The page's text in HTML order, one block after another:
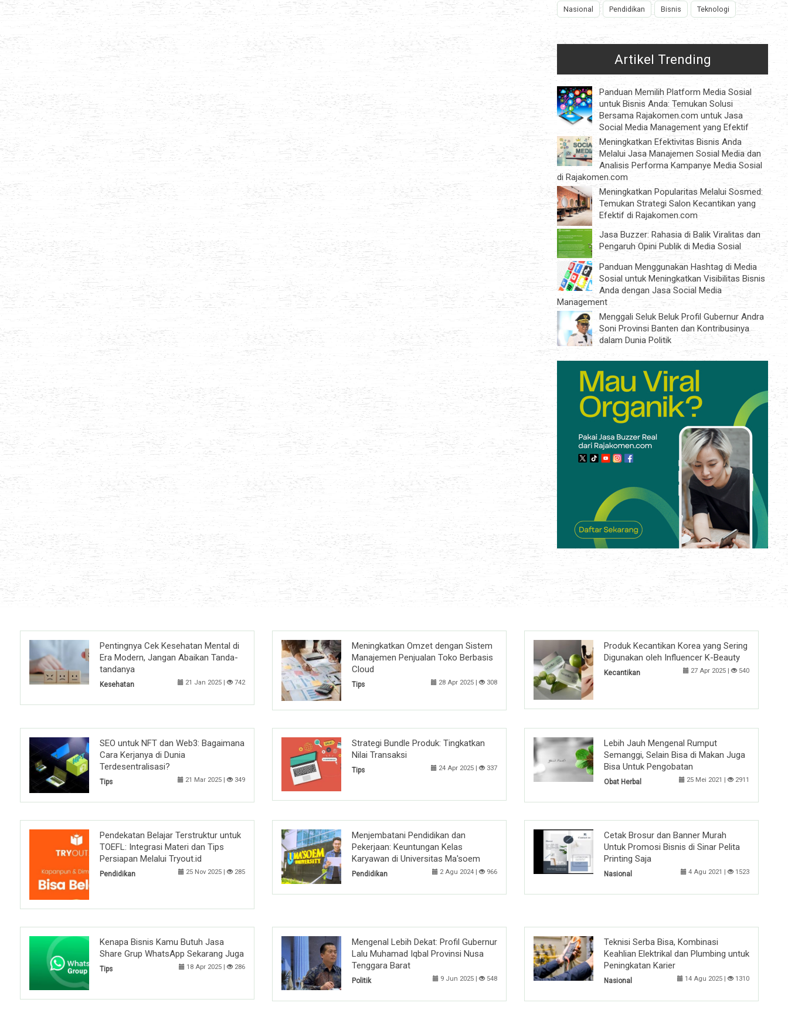
Nasional Pendidikan Bisnis Teknologi
Artikel Trending
Panduan Memilih Platform Media Sosial
untuk Bisnis Anda: Temukan Solusi
Bersama Rajakomen.com untuk Jasa
Social Media Management yang Efektif
Meningkatkan Efektivitas Bisnis Anda
Melalui Jasa Manajemen Sosial Media dan
Analisis Performa Kampanye Media Sosial
di Rajakomen.com
Meningkatkan Popularitas Melalui Sosmed:
Temukan Strategi Salon Kecantikan yang
Efektif di Rajakomen.com
Jasa Buzzer: Rahasia di Balik Viralitas dan
Pengaruh Opini Publik di Media Sosial
Panduan Menggunakan Hashtag di Media
Sosial untuk Meningkatkan Visibilitas Bisnis
Anda dengan Jasa Social Media
Management
Menggali Seluk Beluk Profil Gubernur Andra
Soni Provinsi Banten dan Kontribusinya
dalam Dunia Politik
Pentingnya Cek Kesehatan Mental di
Era Modern, Jangan Abaikan Tanda-
tandanya
Kesehatan 21 Jan 2025 | 742
Meningkatkan Omzet dengan Sistem
Manajemen Penjualan Toko Berbasis
Cloud
Tips 28 Apr 2025 | 308
Produk Kecantikan Korea yang Sering
Digunakan oleh Influencer K-Beauty
Kecantikan 27 Apr 2025 | 540
SEO untuk NFT dan Web3: Bagaimana
Cara Kerjanya di Dunia
Terdesentralisasi?
Tips 21 Mar 2025 | 349
Strategi Bundle Produk: Tingkatkan
Nilai Transaksi
Tips 24 Apr 2025 | 337
Lebih Jauh Mengenal Rumput
Semanggi, Selain Bisa di Makan Juga
Bisa Untuk Pengobatan
Obat Herbal 25 Mei 2021 | 2911
Pendekatan Belajar Terstruktur untuk
TOEFL: Integrasi Materi dan Tips
Persiapan Melalui Tryout.id
Pendidikan 25 Nov 2025 | 285
Menjembatani Pendidikan dan
Pekerjaan: Keuntungan Kelas
Karyawan di Universitas Ma'soem
Pendidikan 2 Agu 2024 | 966
Cetak Brosur dan Banner Murah
Untuk Promosi Bisnis di Sinar Pelita
Printing Saja
Nasional 4 Agu 2021 | 1523
Kenapa Bisnis Kamu Butuh Jasa
Share Grup WhatsApp Sekarang Juga
Tips 18 Apr 2025 | 286
Mengenal Lebih Dekat: Profil Gubernur
Lalu Muhamad Iqbal Provinsi Nusa
Tenggara Barat
Politik 9 Jun 2025 | 548
Teknisi Serba Bisa, Kombinasi
Keahlian Elektrikal dan Plumbing untuk
Peningkatan Karier
Nasional 14 Agu 2025 | 1310